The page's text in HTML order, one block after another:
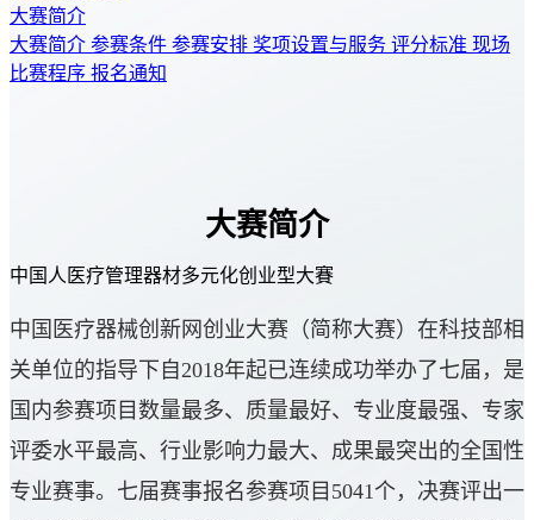
大赛简介
大赛简介 参赛条件 参赛安排 奖项设置与服务 评分标准 现场
比赛程序 报名通知
大赛简介
中国人医疗管理器材多元化创业型大賽
中国医疗器械创新网创业大赛（简称大赛）在科技部相
关单位的指导下自2018年起已连续成功举办了七届，是
国内参赛项目数量最多、质量最好、专业度最强、专家
评委水平最高、行业影响力最大、成果最突出的全国性
专业赛事。七届赛事报名参赛项目5041个，决赛评出一